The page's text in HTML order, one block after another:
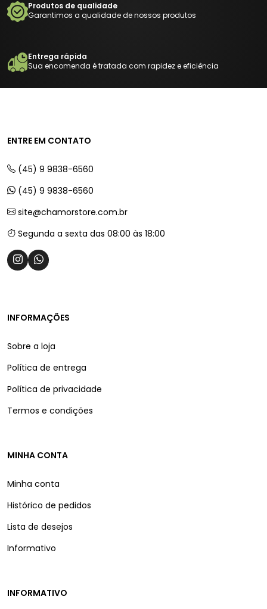
Produtos de qualidade
Garantimos a qualidade de nossos produtos
Entrega rápida
Sua encomenda é tratada com rapidez e eficiência
ENTRE EM CONTATO
(45) 9 9838-6560
(45) 9 9838-6560
site@chamorstore.com.br
Segunda a sexta das 08:00 às 18:00
INFORMAÇÕES
Sobre a loja
Política de entrega
Política de privacidade
Termos e condições
MINHA CONTA
Minha conta
Histórico de pedidos
Lista de desejos
Informativo
INFORMATIVO